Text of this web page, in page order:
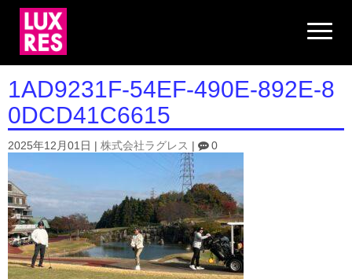
N
a
i
g
a
o
1AD9231F-54EF-490E-892E-8
0DCD41C6615
2025年12月01日 株式会社ラグレス 0